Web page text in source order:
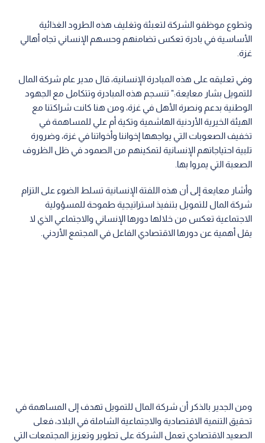
وتطوع موظفو الشركة لتعبئة وتغليف هذه الطرود الغذائية
الأساسية في بادرة تعكس تضامنهم وحسهم الإنساني تجاه أهالي
غزة.
وفي تعليقه على هذه المبادرة الإنسانية، قال مدير عام شركة المال
للتمويل بشار معايعة:" تنسجم هذه المبادرة وتتكامل مع الجهود
الوطنية بدعم ونصرة الأهل في غزة، ومن هنا كانت شراكتنا مع
الهيئة الخيرية الأردنية الهاشمية وتكية أم علي للمساهمة في
تخفيف الصعوبات التي يواجهها إخواننا وأخواتنا في غزة، وضرورة
تلبية احتياجاتهم الإنسانية لتمكينهم من الصمود في ظل الظروف
الصعبة التي يمروا بها.
وأشار معايعة إلى أن هذه اللفتة الإنسانية تسلط الضوء على التزام
شركة المال للتمويل بتنفيذ استراتيجية طموحة للمسؤولية
الاجتماعية تعكس من خلالها دورها الإنساني والاجتماعي الذي لا
يقل أهمية عن دورها الاقتصادي الفاعل في المجتمع الأردني.
ومن الجدير بالذكر أن شركة المال للتمويل تهدف إلى المساهمة في
تحقيق التنمية الاقتصادية والاجتماعية الشاملة في البلاد، فعلى
الصعيد الاقتصادي تعمل الشركة على تطوير وتعزيز المجتمعات التي